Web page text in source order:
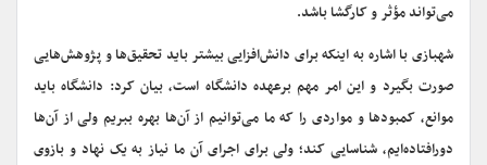
می‌تواند مؤثر و کارگشا باشد.
شهبازی با اشاره به اینکه برای دانش‌افزایی بیشتر باید تحقیق‌ها و پژوهش‌هایی
صورت بگیرد و این امر مهم برعهده دانشگاه است، بیان کرد: دانشگاه باید
موانع، کمبودها و مواردی را که ما می‌توانیم از آن‌ها بهره ببریم ولی از آن‌ها
دورافتاده‌ایم، شناسایی کند؛ ولی برای اجرای آن ما نیاز به یک نهاد و بازوی